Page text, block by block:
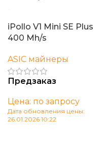
iPollo V1 Mini SE Plus
400 Mh/s
ASIC майнеры
Предзаказ
Цена: по запросу
Дата обновления цены:
26.01.2026 10:22